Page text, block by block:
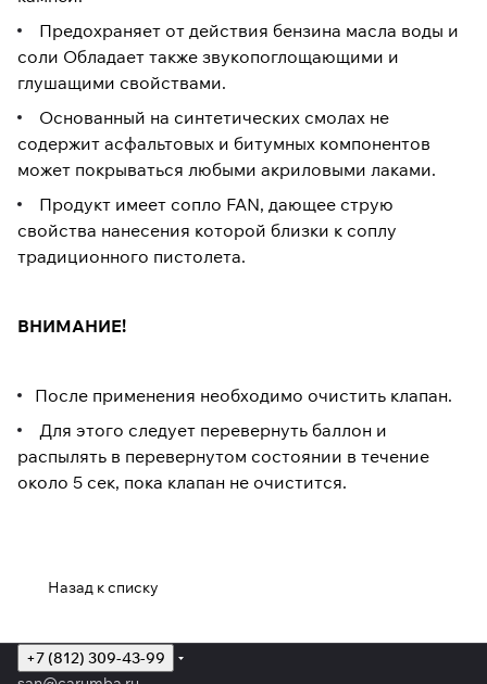
Предохраняет от действия бензина масла воды и
соли Обладает также звукопоглощающими и
глушащими свойствами.
Основанный на синтетических смолах не
содержит асфальтовых и битумных компонентов
может покрываться любыми акриловыми лаками.
Продукт имеет сопло FAN, дающее струю
свойства нанесения которой близки к соплу
традиционного пистолета.
ВНИМАНИЕ!
После применения необходимо очистить клапан.
Для этого следует перевернуть баллон и
распылять в перевернутом состоянии в течение
около 5 сек, пока клапан не очистится.
Назад к списку
+7 (812) 309-43-99